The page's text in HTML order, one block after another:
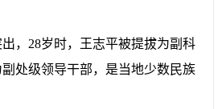
28岁时，王志平被提拔为副科
处级领导干部，是当地少数民族